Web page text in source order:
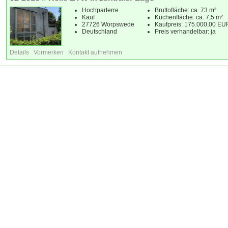
Hochparterre
Kauf
27726 Worpswede
Deutschland
Bruttofläche: ca. 73 m²
Küchenfläche: ca. 7,5 m²
Kaufpreis: 175.000,00
Preis verhandelbar: ja
Details Vormerken Kontakt aufnehmen